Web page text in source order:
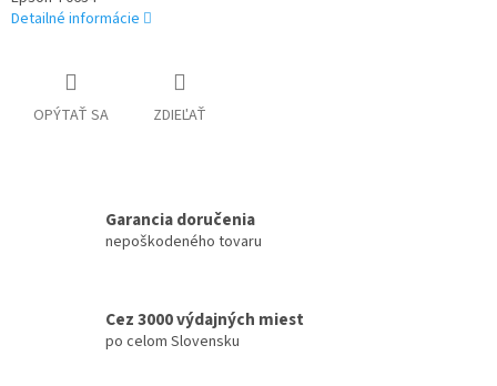
Detailné informácie
OPÝTAŤ SA ZDIEĽAŤ
Garancia doručenia
nepoškodeného tovaru
Cez 3000 výdajných miest
po celom Slovensku